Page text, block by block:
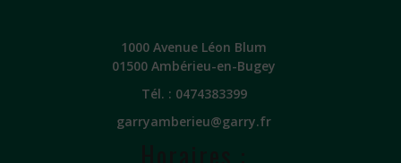
1000 Avenue Léon Blum
01500 Ambérieu-en-Bugey
Tél. : 0474383399
garryamberieu@garry.fr